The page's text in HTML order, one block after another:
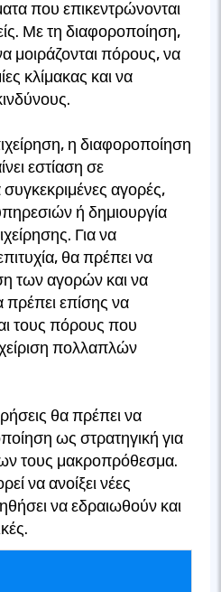
που επικεντρώνονται
Με τη διαφοροποίηση,
μοιράζονται πόρους, να
κλίμακας και να
η διαφοροποίηση
εστίαση σε
αγορές,
ή δημιουργία
Για να
θα πρέπει να
των αγορών και να
πρέπει επίσης να
τους πόρους που
πολλαπλών
θα πρέπει να
ως στρατηγική για
τους μακροπρόθεσμα.
να ανοίξει νέες
να εδραιωθούν και